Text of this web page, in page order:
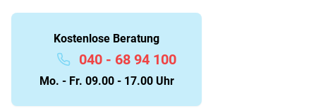
Kostenlose Beratung
040 - 68 94 100
Mo. - Fr. 09.00 - 17.00 Uhr